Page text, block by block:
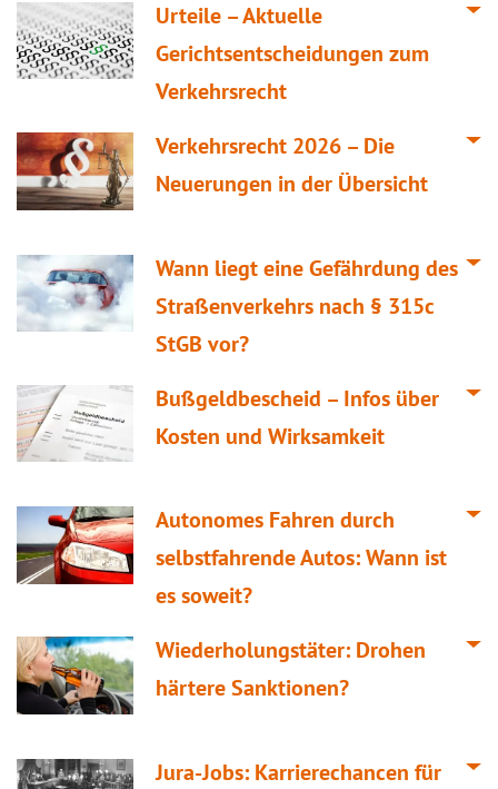
Urteile – Aktuelle
Gerichtsentscheidungen zum
Verkehrsrecht
Verkehrsrecht 2026 – Die
Neuerungen in der Übersicht
Wann liegt eine Gefährdung des
Straßenverkehrs nach § 315c
StGB vor?
Bußgeldbescheid – Infos über
Kosten und Wirksamkeit
Autonomes Fahren durch
selbstfahrende Autos: Wann ist
es soweit?
Wiederholungstäter: Drohen
härtere Sanktionen?
Jura-Jobs: Karrierechancen für